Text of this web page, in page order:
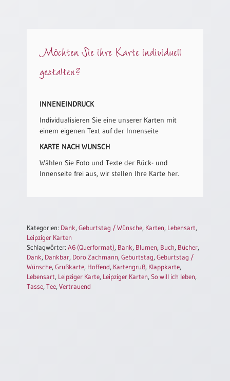
Urkunden
Abendmahlszulassung
Urkunden
Poster
Einzelposter
Sortimente
Möchten Sie ihre Karte individuell
gestalten?
INNENEINDRUCK
Individualisieren Sie eine unserer Karten mit
einem eigenen Text auf der Innenseite
KARTE NACH WUNSCH
Wählen Sie Foto und Texte der Rück- und
Innenseite frei aus, wir stellen Ihre Karte her.
Kategorien: Dank,Geburtstag / Wünsche, Karten, Lebensart,
Leipziger Karten
Schlagwörter:A6 (Querformat), Bank, Blumen, Buch, Bücher,
Dank, Dankbar, Doro Zachmann,Geburtstag,Geburtstag /
Wünsche,Grußkarte, Hoffend, Kartengruß, Klappkarte,
Lebensart, Leipziger Karte, Leipziger Karten, So will ich leben,
Tasse,Tee,Vertrauend